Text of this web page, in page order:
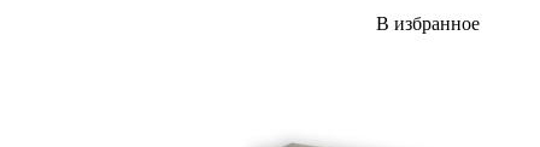
В избранное